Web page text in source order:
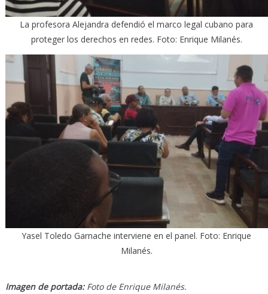
La profesora Alejandra defendió el marco legal cubano para
proteger los derechos en redes. Foto: Enrique Milanés.
Yasel Toledo Garnache interviene en el panel. Foto: Enrique
Milanés.
Imagen de portada:Foto de Enrique Milanés.